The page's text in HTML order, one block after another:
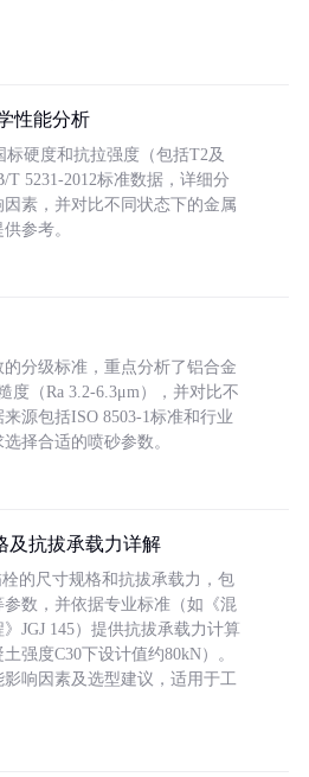
性能分析
硬度和抗拉强度（包括T2及
T 5231-2012标准数据，详细分
素，并对比不同状态下的金属
参考。
分级标准，重点分析了铝合金
度（Ra 3.2-6.3μm），并对比不
源包括ISO 8503-1标准和行业
择合适的喷砂参数。
及抗拔承载力详解
的尺寸规格和抗拔承载力，包
数，并依据专业标准（如《混
JGJ 145）提供抗拔承载力计算
强度C30下设计值约80kN）。
响因素及选型建议，适用于工